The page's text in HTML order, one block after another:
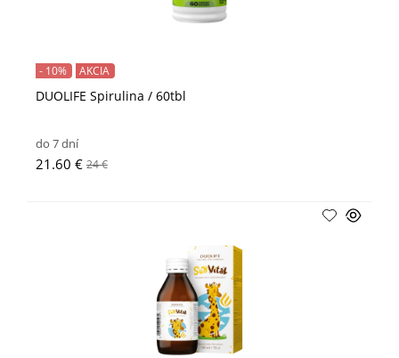
DUOLIFE Spirulina / 60tbl
- 10% AKCIA
do 7 dní
21.60 € 24 €